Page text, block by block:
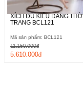
XÍCH ĐU KIỂU DÁNG THỜI
TRANG BCL121
Mã sản phẩm: BCL121
5.610.000đ
11.150.000đ